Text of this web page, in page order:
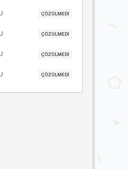
ÇÖZÜLMEDİ
ÇÖZÜLMEDİ
ÇÖZÜLMEDİ
ÇÖZÜLMEDİ